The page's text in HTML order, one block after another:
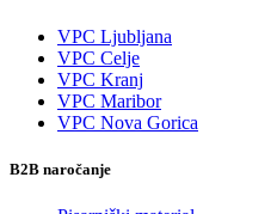
VPC Ljubljana
VPC Celje
VPC Kranj
VPC Maribor
VPC Nova Gorica
B2B naročanje